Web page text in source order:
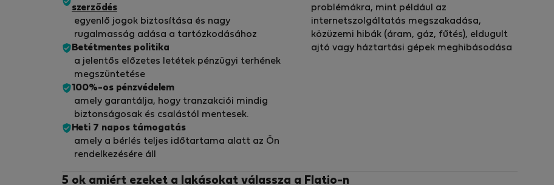
szerződés
egyenlő jogok biztosítása és nagy
rugalmasság adása a tartózkodásához
Betétmentes politika
a jelentős előzetes letétek pénzügyi terhének
megszüntetése
100%-os pénzvédelem
amely garantálja, hogy tranzakciói mindig
biztonságosak és csalástól mentesek.
Heti 7 napos támogatás
amely a bérlés teljes időtartama alatt az Ön
rendelkezésére áll
problémákra, mint például az
internetszolgáltatás megszakadása,
közüzemi hibák (áram, gáz, fűtés), eldugult
ajtó vagy háztartási gépek meghibásodása
5 ok amiért ezeket a lakásokat válassza a Flatio-n